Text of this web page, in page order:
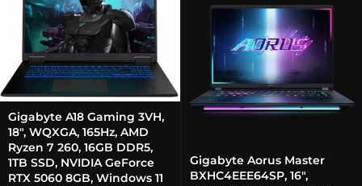
Gigabyte A18 Gaming 3VH,
18″, WQXGA, 165Hz, AMD
Ryzen 7 260, 16GB DDR5,
1TB SSD, NVIDIA GeForce
RTX 5060 8GB, Windows 11
Gigabyte Aorus Master
BXHC4EEE64SP, 16″,